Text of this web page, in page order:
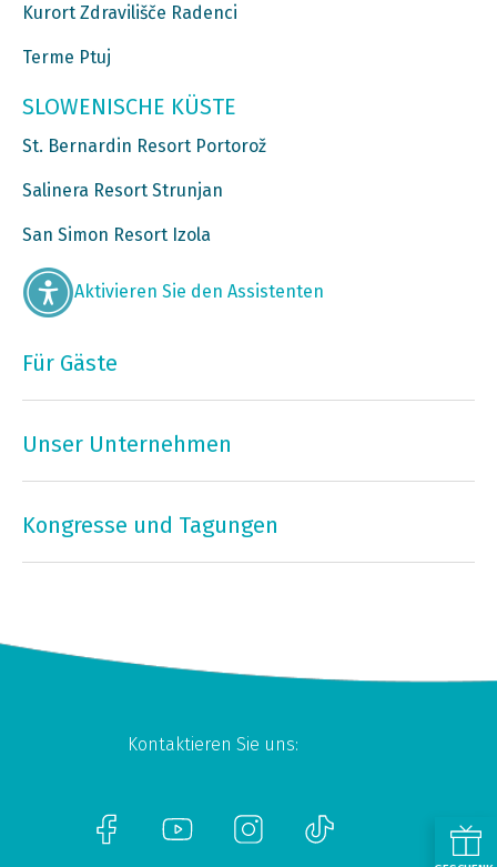
Kurort Zdravilišče Radenci
Terme Ptuj
SLOWENISCHE KÜSTE
St. Bernardin Resort Portorož
Salinera Resort Strunjan
San Simon Resort Izola
Aktivieren Sie den Assistenten
Für Gäste
Unser Unternehmen
Kongresse und Tagungen
Kontaktieren Sie uns: